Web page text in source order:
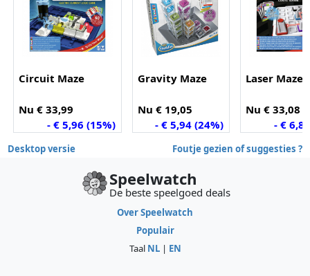
Circuit Maze
Nu € 33,99
- € 5,96 (15%)
Gravity Maze
Nu € 19,05
- € 5,94 (24%)
Laser Maze
Nu € 33,08
- €
Desktop versie Foutje gezien of suggesties ?
Speelwatch
De beste speelgoed deals
Over Speelwatch
Populair
Taal NL| EN